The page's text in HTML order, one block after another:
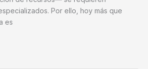
Por ello, hoy más que
es